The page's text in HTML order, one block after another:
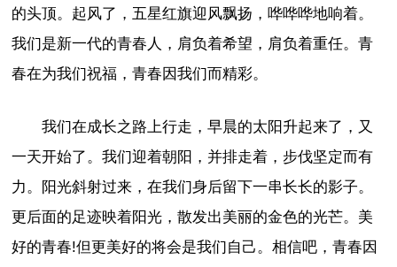
的头顶。起风了，五星红旗迎风飘扬，哗哗哗地响着。
我们是新一代的青春人，肩负着希望，肩负着重任。青
春在为我们祝福，青春因我们而精彩。
我们在成长之路上行走，早晨的太阳升起来了，又
一天开始了。我们迎着朝阳，并排走着，步伐坚定而有
力。阳光斜射过来，在我们身后留下一串长长的影子。
更后面的足迹映着阳光，散发出美丽的金色的光芒。美
好的青春!但更美好的将会是我们自己。相信吧，青春因